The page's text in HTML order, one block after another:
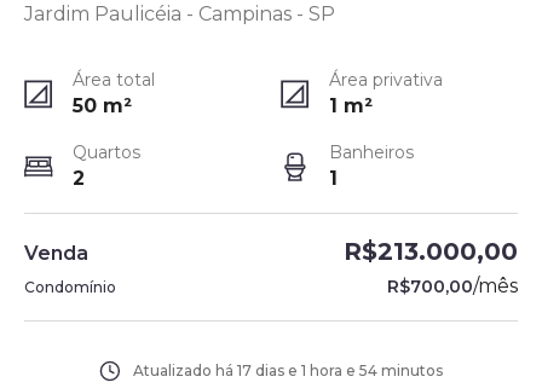
Jardim Paulicéia - Campinas - SP
Área total
50 m²
Área privativa
1 m²
Quartos
2
Banheiros
1
Venda R$213.000,00
Condomínio R$700,00/mês
Atualizado há 17 dias e 1 hora e 54 minutos